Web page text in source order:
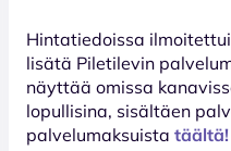
Hinta­tiedoissa
lisätä Piletilevin
näyttää omissa
lopullisina, sisältäen
palvelumaksuista täältä!